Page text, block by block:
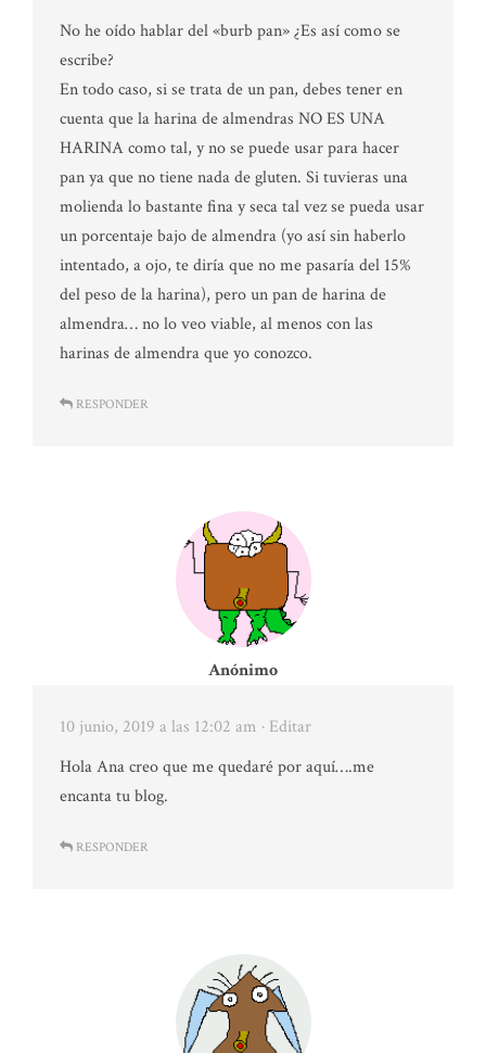
No he oído hablar del «burb pan» ¿Es así como se
escribe?
En todo caso, si se trata de un pan, debes tener en
cuenta que la harina de almendras NO ES UNA
HARINA como tal, y no se puede usar para hacer
pan ya que no tiene nada de gluten. Si tuvieras una
molienda lo bastante fina y seca tal vez se pueda usar
un porcentaje bajo de almendra (yo así sin haberlo
intentado, a ojo, te diría que no me pasaría del 15%
del peso de la harina), pero un pan de harina de
almendra… no lo veo viable, al menos con las
harinas de almendra que yo conozco.
RESPONDER
Anónimo
10 junio, 2019 a las 12:02 am · Editar
Hola Ana creo que me quedaré por aquí….me
encanta tu blog.
RESPONDER